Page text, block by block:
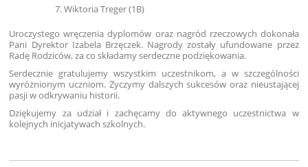
Wiktoria Treger (1B)
Uroczystego wręczenia dyplomów oraz nagród rzeczowych dokonała
Pani Dyrektor Izabela Brzęczek. Nagrody zostały ufundowane przez
Radę Rodziców, za co składamy serdeczne podziękowania.
Serdecznie gratulujemy wszystkim uczestnikom, a w szczególności
wyróżnionym uczniom. Życzymy dalszych sukcesów oraz nieustającej
pasji w odkrywaniu historii.
Dziękujemy za udział i zachęcamy do aktywnego uczestnictwa w
kolejnych inicjatywach szkolnych.